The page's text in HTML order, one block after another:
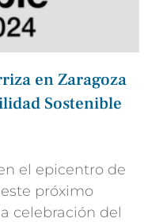
en Zaragoza
Sostenible
el epicentro de
próximo
celebración del